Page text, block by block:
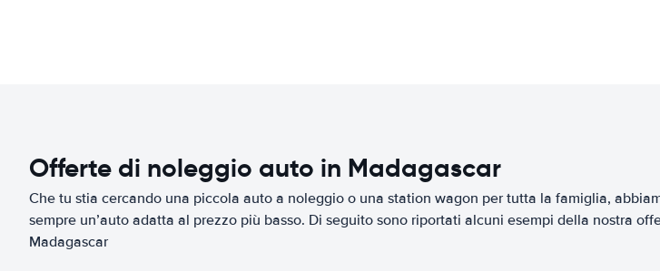
Offerte di noleggio auto in Madagascar
Che tu stia cercando una piccola auto a noleggio o una station wagon per tutta la famiglia,
sempre un’auto adatta al prezzo più basso. Di seguito sono riportati alcuni esempi della nostra
Madagascar